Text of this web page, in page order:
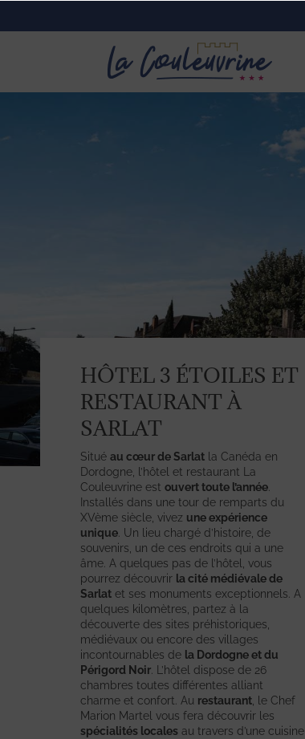
HÔTEL 3 ÉTOILES ET
RESTAURANT À
SARLAT
Situé au cœur de Sarlat la Canéda en
Dordogne, l’hôtel et restaurant La
Couleuvrine est ouvert toute l’année
Installés dans une tour de remparts du
XVème siècle, vivez une expérience
unique . Un lieu chargé d’histoire, de
souvenirs, un de ces endroits qui a une
âme. A quelques pas de l’hôtel, vous
pourrez découvrir la cité médiévale de
Sarlat et ses monuments exceptionnels. A
quelques kilomètres, partez à la
découverte des sites préhistoriques,
médiévaux ou encore des villages
incontournables de la Dordogne et du
Périgord Noir . L’hôtel dispose de 26
chambres toutes différentes alliant
charme et confort. Au restaurant , le Chef
Marion Martel vous fera découvrir les
spécialités locales au travers d’une cuisine